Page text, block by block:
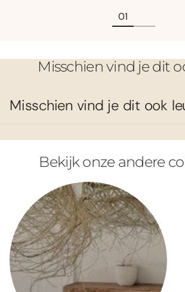
Misschien vind je dit
Misschien vind je dit ook
Bekijk onze andere